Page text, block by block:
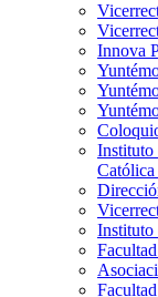
Innova
Instituto
Católica
Instituto